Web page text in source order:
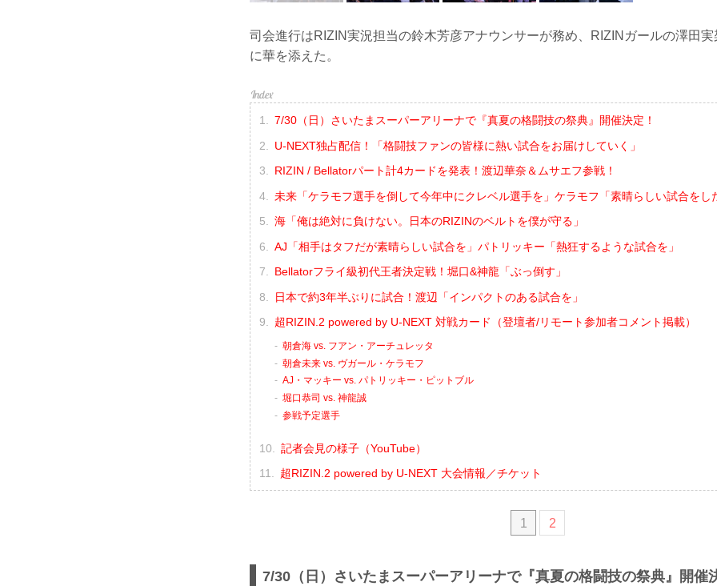
司会進行はRIZIN実況担当の鈴木芳彦アナウンサーが務め、RIZINガールの澤田
に華を添えた。
7/30（日）さいたまスーパーアリーナで『真夏の格闘技の祭典』開催決定！
U-NEXT独占配信！「格闘技ファンの皆様に熱い試合をお届けしていく」
RIZIN / Bellatorパート計4カードを発表！渡辺華奈＆ムサエフ参戦！
未来「ケラモフ選手を倒して今年中にクレベル選手を」ケラモフ「素晴らしい試合をし
海「俺は絶対に負けない。日本のRIZINのベルトを僕が守る」
AJ「相手はタフだが素晴らしい試合を」パトリッキー「熱狂するような試合を」
Bellatorフライ級初代王者決定戦！堀口&神龍「ぶっ倒す」
日本で約3年半ぶりに試合！渡辺「インパクトのある試合を」
超RIZIN.2 powered by U-NEXT 対戦カード（登壇者/リモート参加者コメント掲載）
朝倉海 vs. フアン・アーチュレッタ
朝倉未来 vs. ヴガール・ケラモフ
AJ・マッキー vs. パトリッキー・ピットブル
堀口恭司 vs. 神龍誠
参戦予定選手
記者会見の様子（YouTube）
超RIZIN.2 powered by U-NEXT 大会情報／チケット
1 2
7/30（日）さいたまスーパーアリーナで『真夏の格闘技の祭典』開催